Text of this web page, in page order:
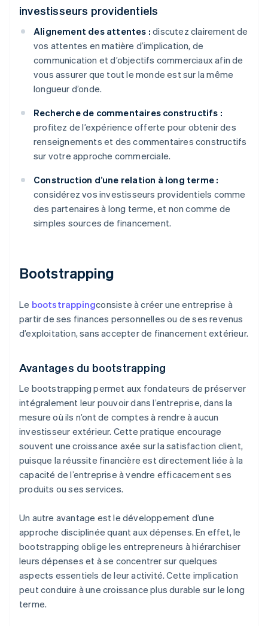
investisseurs providentiels
Alignement des attentes : discutez clairement de
vos attentes en matière d’implication, de
communication et d’objectifs commerciaux afin de
vous assurer que tout le monde est sur la même
longueur d’onde.
Recherche de commentaires constructifs :
profitez de l’expérience offerte pour obtenir des
renseignements et des commentaires constructifs
sur votre approche commerciale.
Construction d’une relation à long terme :
considérez vos investisseurs providentiels comme
des partenaires à long terme, et non comme de
simples sources de financement.
Bootstrapping
Le bootstrappingconsiste à créer une entreprise à
partir de ses finances personnelles ou de ses revenus
d’exploitation, sans accepter de financement extérieur.
Avantages du bootstrapping
Le bootstrapping permet aux fondateurs de préserver
intégralement leur pouvoir dans l’entreprise, dans la
mesure où ils n’ont de comptes à rendre à aucun
investisseur extérieur. Cette pratique encourage
souvent une croissance axée sur la satisfaction client,
puisque la réussite financière est directement liée à la
capacité de l’entreprise à vendre efficacement ses
produits ou ses services.
Un autre avantage est le développement d’une
approche disciplinée quant aux dépenses. En effet, le
bootstrapping oblige les entrepreneurs à hiérarchiser
leurs dépenses et à se concentrer sur quelques
aspects essentiels de leur activité. Cette implication
peut conduire à une croissance plus durable sur le long
terme.